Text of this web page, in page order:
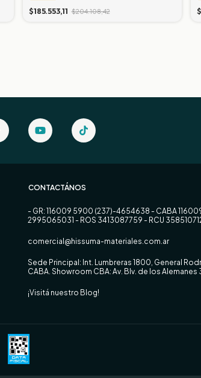
$185.553,11 $204.108,42
CONTACTÁNOS
- GR: 116009 5900 (237)-4654638 - CABA
2995065031 - ROS 3413087759 - RCU
comercial@hissuma-materiales.com.ar
Sede Principal: Int. Lumbreras 1800, General
CABA. Showroom CBA: Av. Blv. de los
¡Visitá nuestro Blog!